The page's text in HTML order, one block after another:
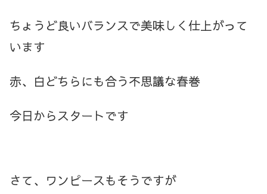
ちょうど良いバランスで美味しく仕上がって
います
赤、白どちらにも合う不思議な春巻
今日からスタートです
さて、ワンピースもそうですが